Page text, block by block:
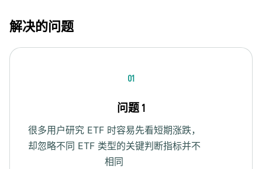
解决的问题
01
问题 1
很多用户研究 ETF 时容易先看短期涨跌，
却忽略不同 ETF 类型的关键判断指标并不
相同